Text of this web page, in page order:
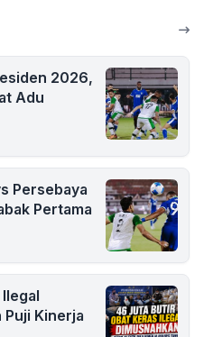
2026,
Adu
Persebaya
Pertama
Puji Kinerja